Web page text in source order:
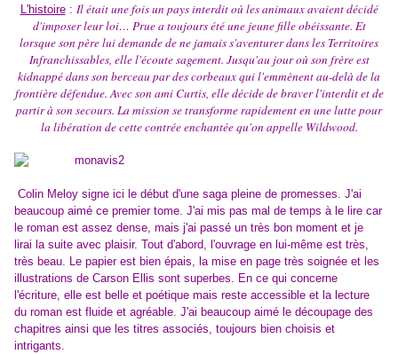
L'histoire: Il était une fois un pays interdit où les animaux avaient décidé
d'imposer leur loi… Prue a toujours été une jeune fille obéissante. Et
lorsque son père lui demande de ne jamais s'aventurer dans les Territoires
Infranchissables, elle l'écoute sagement. Jusqu'au jour où son frère est
kidnappé dans son berceau par des corbeaux qui l'emmènent au-delà de la
frontière défendue. Avec son ami Curtis, elle décide de braver l'interdit et de
partir à son secours. La mission se transforme rapidement en une lutte pour
la libération de cette contrée enchantée qu'on appelle Wildwood.
Colin Meloy signe ici le début d'une saga pleine de promesses. J'ai
beaucoup aimé ce premier tome. J'ai mis pas mal de temps à le lire car
le roman est assez dense, mais j'ai passé un très bon moment et je
lirai la suite avec plaisir. Tout d'abord, l'ouvrage en lui-même est très,
très beau. Le papier est bien épais, la mise en page très soignée et les
illustrations de Carson Ellis sont superbes. En ce qui concerne
l'écriture, elle est belle et poétique mais reste accessible et la lecture
du roman est fluide et agréable. J'ai beaucoup aimé le découpage des
chapitres ainsi que les titres associés, toujours bien choisis et
intrigants.